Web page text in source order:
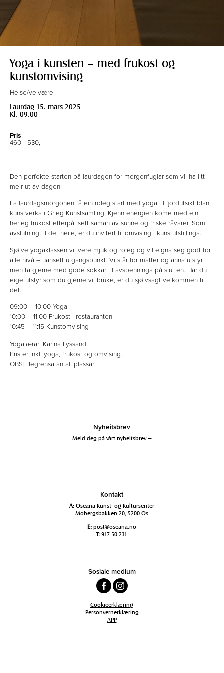
Den perfekte starten på laurdagen for morgonfuglar som vil ha litt
meir ut av dagen!
La laurdagsmorgonen få ein roleg start med yoga til fjordutsikt blant
kunstverka i Grieg Kunstsamling. Kjenn energien kome med ein
herleg frukost etterpå, sett saman av sunne og friske råvarer. Som
avslutning til det heile, er du invitert til omvising i kunstutstillinga.
Sjølve yogaklassen vil vere mjuk og roleg og vil eigna seg godt for
alle nivå – uansett utgangspunkt. Vi står for matter og anna utstyr,
men ta gjerne med gode sokkar til avspenninga på slutten. Har du
eige utstyr som du gjerne vil bruke, er du sjølvsagt velkommen til
det.
09:00 – 10:00 Yoga
10:00 – 11:00 Frukost i restauranten
10:45 – 11:15 Kunstomvising
Yogalærar: Karina Lyssand
Pris er inkl. yoga, frukost og omvising.
OBS: Begrensa antall plassar!
Yoga i kunsten – med frukost og
kunstomvising
Helse/velvære
Laurdag 15. mars 2025
Kl. 09:00
Pris
460 - 530,-
Nyheitsbrev
Meld deg på vårt nyheitsbrev →
Kontakt
A: Oseana Kunst- og Kultursenter
Mobergsbakken 20, 5200 Os
E: post@oseana.no
T: 917 50 231
Sosiale medium
Cookieerklæring
Personvernerklæring
APP